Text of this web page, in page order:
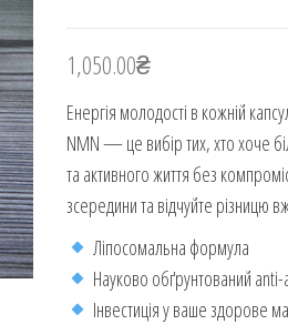
1,050.00₴
Енергія молодості в кожній
NMN — це вибір тих, хто хоче
та активного життя без
зсередини та відчуйте різницю
Ліпосомальна формула
Науково обґрунтований
Інвестиція у ваше здорове